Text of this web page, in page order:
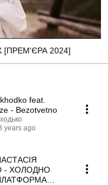
[ПРЕМ'ЄРА 2024]
feat.
- Bezotvetno
years ago
- ХОЛОДНО